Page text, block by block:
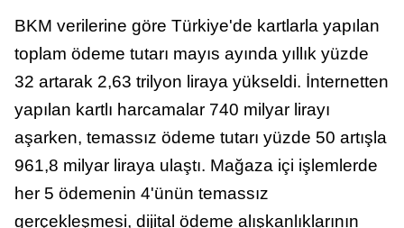
BKM verilerine göre Türkiye'de kartlarla yapılan
toplam ödeme tutarı mayıs ayında yıllık yüzde
32 artarak 2,63 trilyon liraya yükseldi. İnternetten
yapılan kartlı harcamalar 740 milyar lirayı
aşarken, temassız ödeme tutarı yüzde 50 artışla
961,8 milyar liraya ulaştı. Mağaza içi işlemlerde
her 5 ödemenin 4'ünün temassız
gerçekleşmesi, dijital ödeme alışkanlıklarının